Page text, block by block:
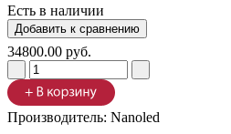
Есть в наличии
34800.00 руб.
Производитель: Nanoled